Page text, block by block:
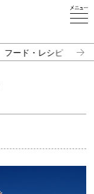
フード・レシピ